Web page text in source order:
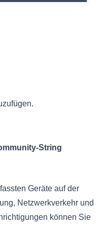
String
Geräte auf der
Netzwerkverkehr und
können Sie